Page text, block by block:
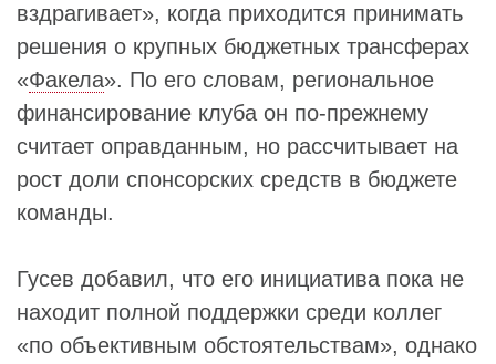
вздрагивает», когда приходится принимать
решения о крупных бюджетных трансферах
«Факела». По его словам, региональное
финансирование клуба он по-прежнему
считает оправданным, но рассчитывает на
рост доли спонсорских средств в бюджете
команды.
Гусев добавил, что его инициатива пока не
находит полной поддержки среди коллег
«по объективным обстоятельствам», однако